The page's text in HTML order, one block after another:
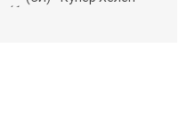
(бесплатные серии книг